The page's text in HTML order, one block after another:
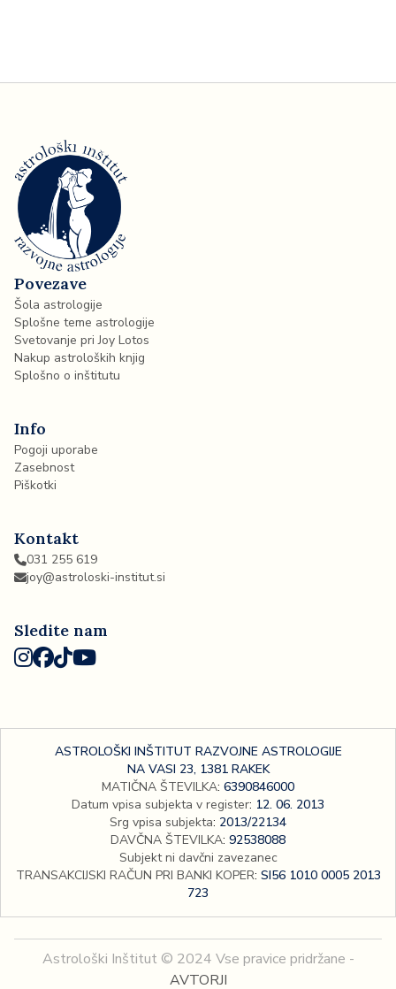
Povezave
Šola astrologije
Splošne teme astrologije
Svetovanje pri Joy Lotos
Nakup astroloških knjig
Splošno o inštitutu
Info
Pogoji uporabe
Zasebnost
Piškotki
Kontakt
031 255 619
joy@astroloski-institut.si
Sledite nam
ASTROLOŠKI INŠTITUT RAZVOJNE ASTROLOGIJE
NA VASI 23, 1381 RAKEK
MATIČNA ŠTEVILKA: 6390846000
Datum vpisa subjekta v register: 12. 06. 2013
Srg vpisa subjekta: 2013/22134
DAVČNA ŠTEVILKA: 92538088
Subjekt ni davčni zavezanec
TRANSAKCIJSKI RAČUN PRI BANKI KOPER: SI56 1010 0005 2013
723
Astrološki Inštitut © 2024 Vse pravice pridržane -
AVTORJI